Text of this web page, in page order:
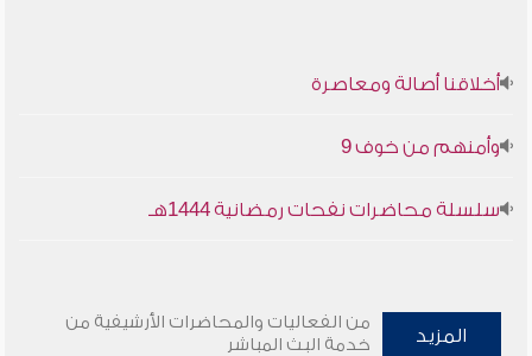
أخلاقنا أصالة ومعاصرة
وأمنهم من خوف 9
سلسلة محاضرات نفحات رمضانية 1444هـ
المزيد
من الفعاليات والمحاضرات الأرشيفية من
خدمة البث المباشر